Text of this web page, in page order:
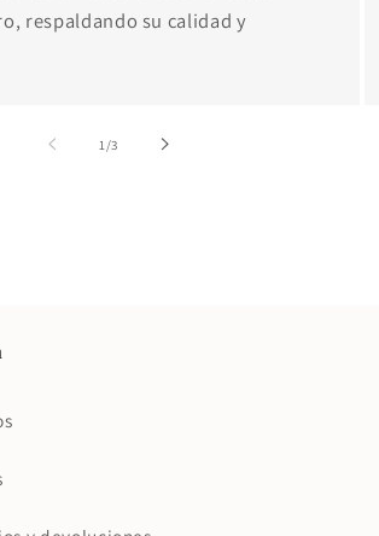
respaldando su calidad y
1 /de
3